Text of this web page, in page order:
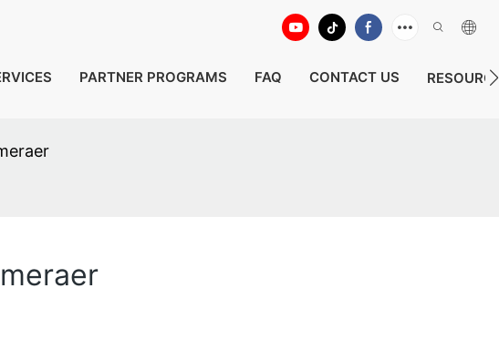
PARTNER PROGRAMS FAQ CONTACT US